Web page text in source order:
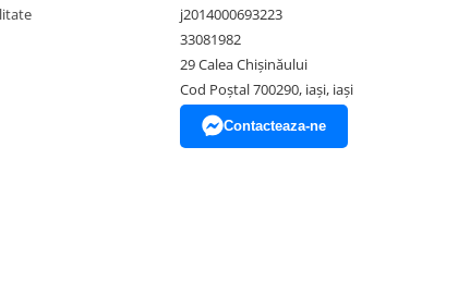
j2014000693223
33081982
29 Calea Chișinăului
Cod Poștal 700290, iași, iași
Contacteaza-ne